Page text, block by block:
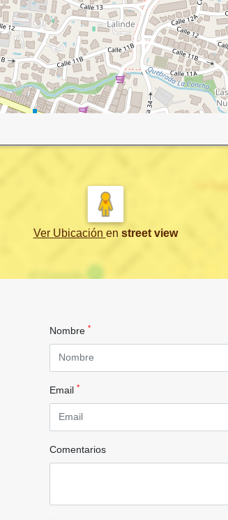
Ver Ubicación en street view
Nombre *
Email *
Comentarios